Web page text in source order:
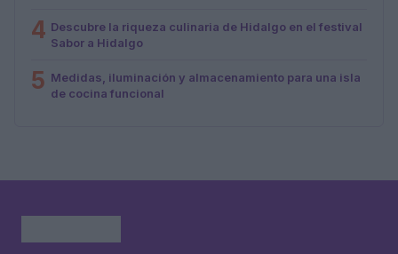
4 Descubre la riqueza culinaria de Hidalgo en el festival
Sabor a Hidalgo
5 Medidas, iluminación y almacenamiento para una isla
de cocina funcional